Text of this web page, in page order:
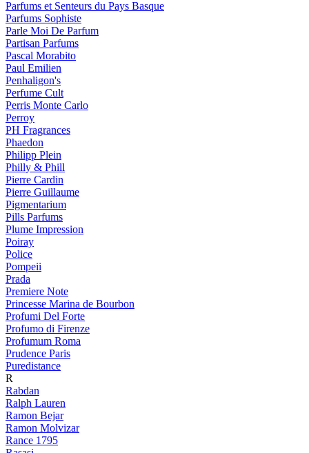
Parfums et Senteurs du Pays Basque
Parfums Sophiste
Parle Moi De Parfum
Partisan Parfums
Pascal Morabito
Paul Emilien
Penhaligon's
Perfume Cult
Perris Monte Carlo
Perroy
PH Fragrances
Phaedon
Philipp Plein
Philly & Phill
Pierre Cardin
Pierre Guillaume
Pigmentarium
Pills Parfums
Plume Impression
Poiray
Police
Pompeii
Prada
Premiere Note
Princesse Marina de Bourbon
Profumi Del Forte
Profumo di Firenze
Profumum Roma
Prudence Paris
Puredistance
R
Rabdan
Ralph Lauren
Ramon Bejar
Ramon Molvizar
Rance 1795